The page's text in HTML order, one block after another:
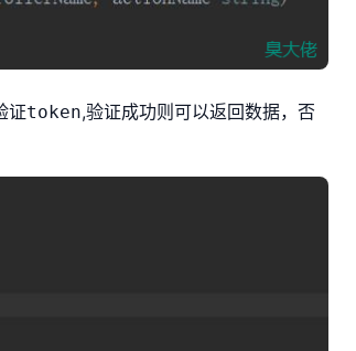
证token,验证成功则可以返回数据，否